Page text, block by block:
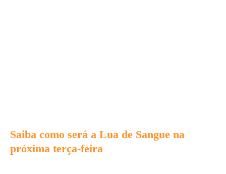
Saiba como será a Lua de Sangue na
próxima terça-feira